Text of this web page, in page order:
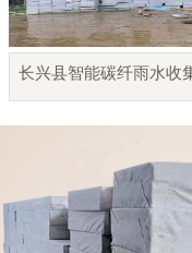
长兴县智能碳纤雨水收